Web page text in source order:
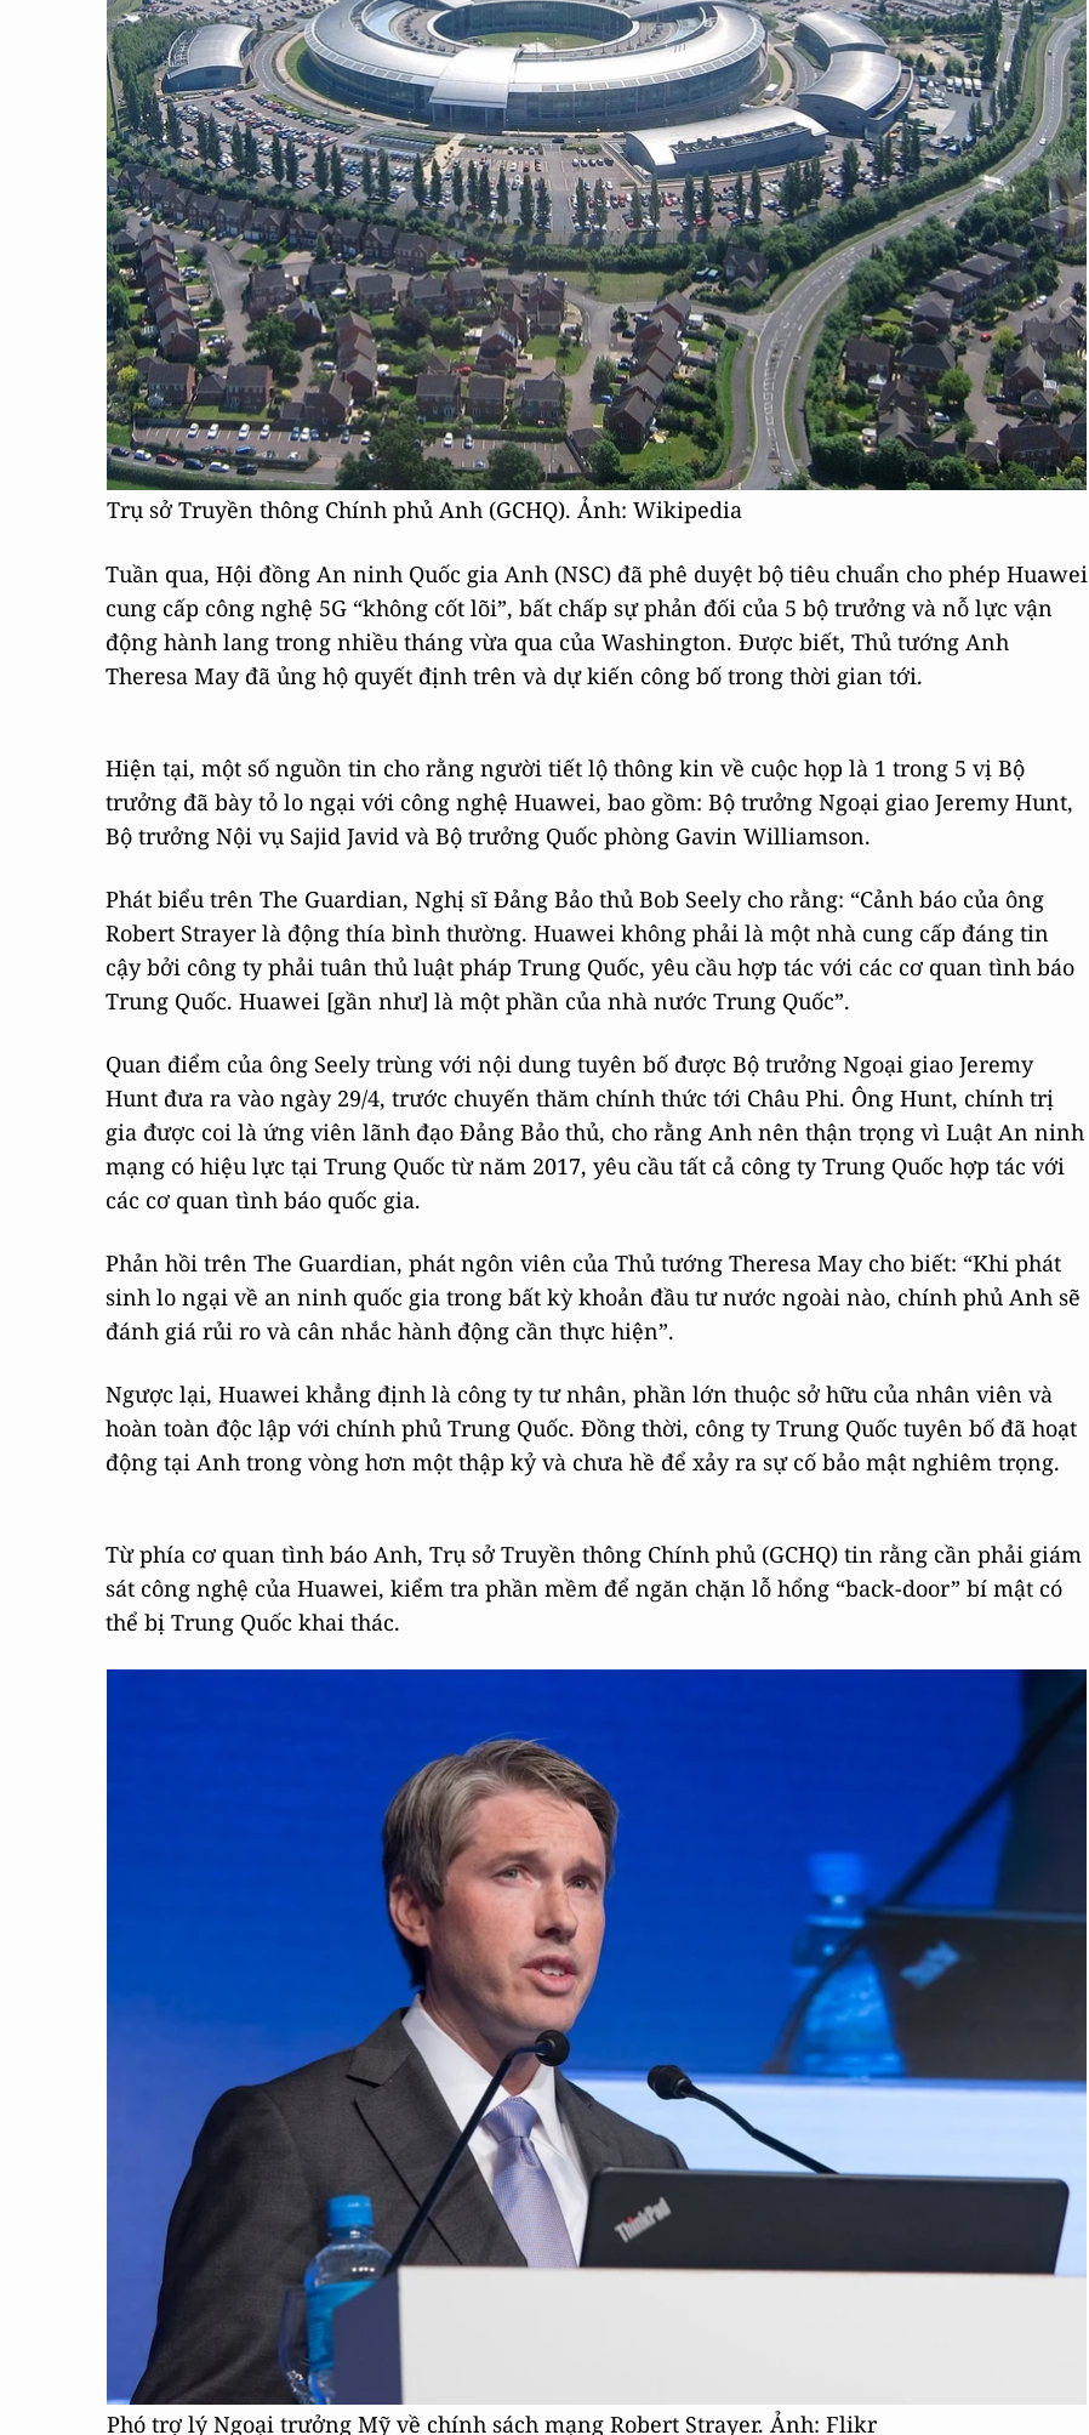
Trụ sở Truyền thông Chính phủ Anh (GCHQ). Ảnh: Wikipedia
Tuần qua, Hội đồng An ninh Quốc gia Anh (NSC) đã phê duyệt bộ tiêu chuẩn cho phép Huawei
cung cấp công nghệ 5G “không cốt lõi”, bất chấp sự phản đối của 5 bộ trưởng và nỗ lực vận
động hành lang trong nhiều tháng vừa qua của Washington. Được biết, Thủ tướng Anh
Theresa May đã ủng hộ quyết định trên và dự kiến công bố trong thời gian tới.
Hiện tại, một số nguồn tin cho rằng người tiết lộ thông kin về cuộc họp là 1 trong 5 vị Bộ
trưởng đã bày tỏ lo ngại với công nghệ Huawei, bao gồm: Bộ trưởng Ngoại giao Jeremy Hunt,
Bộ trưởng Nội vụ Sajid Javid và Bộ trưởng Quốc phòng Gavin Williamson.
Phát biểu trên The Guardian, Nghị sĩ Đảng Bảo thủ Bob Seely cho rằng: “Cảnh báo của ông
Robert Strayer là động thía bình thường. Huawei không phải là một nhà cung cấp đáng tin
cậy bởi công ty phải tuân thủ luật pháp Trung Quốc, yêu cầu hợp tác với các cơ quan tình báo
Trung Quốc. Huawei [gần như] là một phần của nhà nước Trung Quốc”.
Quan điểm của ông Seely trùng với nội dung tuyên bố được Bộ trưởng Ngoại giao Jeremy
Hunt đưa ra vào ngày 29/4, trước chuyến thăm chính thức tới Châu Phi. Ông Hunt, chính trị
gia được coi là ứng viên lãnh đạo Đảng Bảo thủ, cho rằng Anh nên thận trọng vì Luật An ninh
mạng có hiệu lực tại Trung Quốc từ năm 2017, yêu cầu tất cả công ty Trung Quốc hợp tác với
các cơ quan tình báo quốc gia.
Phản hồi trên The Guardian, phát ngôn viên của Thủ tướng Theresa May cho biết: “Khi phát
sinh lo ngại về an ninh quốc gia trong bất kỳ khoản đầu tư nước ngoài nào, chính phủ Anh sẽ
đánh giá rủi ro và cân nhắc hành động cần thực hiện”.
Ngược lại, Huawei khẳng định là công ty tư nhân, phần lớn thuộc sở hữu của nhân viên và
hoàn toàn độc lập với chính phủ Trung Quốc. Đồng thời, công ty Trung Quốc tuyên bố đã hoạt
động tại Anh trong vòng hơn một thập kỷ và chưa hề để xảy ra sự cố bảo mật nghiêm trọng.
Từ phía cơ quan tình báo Anh, Trụ sở Truyền thông Chính phủ (GCHQ) tin rằng cần phải giám
sát công nghệ của Huawei, kiểm tra phần mềm để ngăn chặn lỗ hổng “back-door” bí mật có
thể bị Trung Quốc khai thác.
Phó trợ lý Ngoại trưởng Mỹ về chính sách mạng Robert Strayer. Ảnh: Flikr